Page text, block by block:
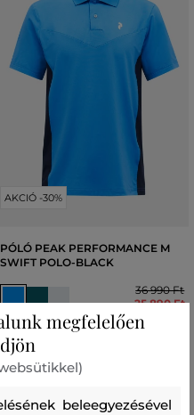
AKCIÓ -30%
PÓLÓ PEAK PERFORMANCE M
SWIFT POLO-BLACK
36 990 Ft
25 890 Ft
Elérhető méretek:
, M, L
megfelelően
beleegyezésével